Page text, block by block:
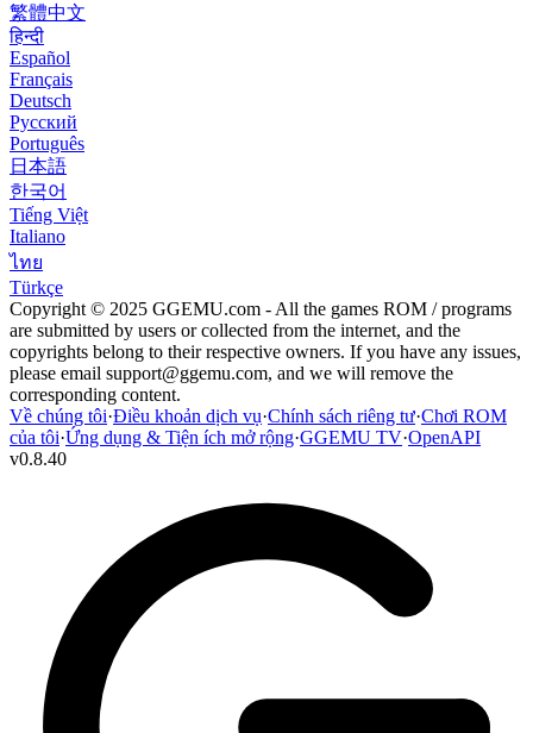
繁體中文
हिन्दी
Español
Français
Deutsch
Русский
Português
日本語
한국어
Tiếng Việt
Italiano
ไทย
Türkçe
Copyright © 2025 GGEMU.com - All the games ROM / programs
are submitted by users or collected from the internet, and the
copyrights belong to their respective owners. If you have any issues,
please email support@ggemu.com, and we will remove the
corresponding content.
Về chúng tôi·Điều khoản dịch vụ·Chính sách riêng tư·Chơi ROM
của tôi·Ứng dụng & Tiện ích mở rộng·GGEMU TV·OpenAPI
v0.8.40